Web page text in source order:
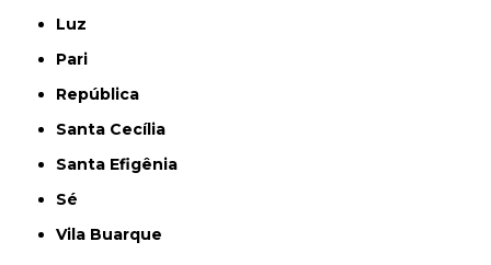
Luz
Pari
República
Santa Cecília
Santa Efigênia
Sé
Vila Buarque